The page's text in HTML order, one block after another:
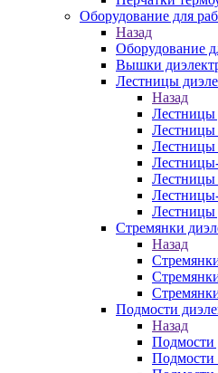
Оборудование для
Назад
Оборудование
Вышки
Лестницы
Назад
Лестницы
Лестницы
Лестницы
Лестницы
Лестницы
Стремянки
Назад
Подмости
Назад
Подмости
Подмости